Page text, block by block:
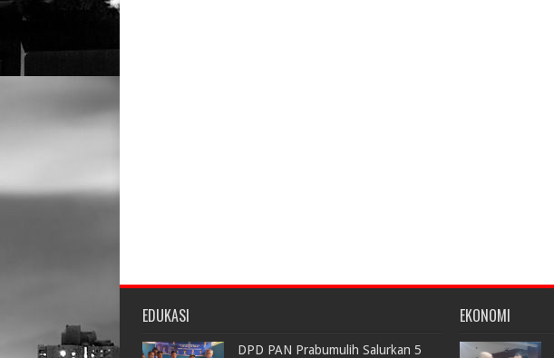
EDUKASI
DPD PAN Prabumulih Salurkan 5
EKONOMI